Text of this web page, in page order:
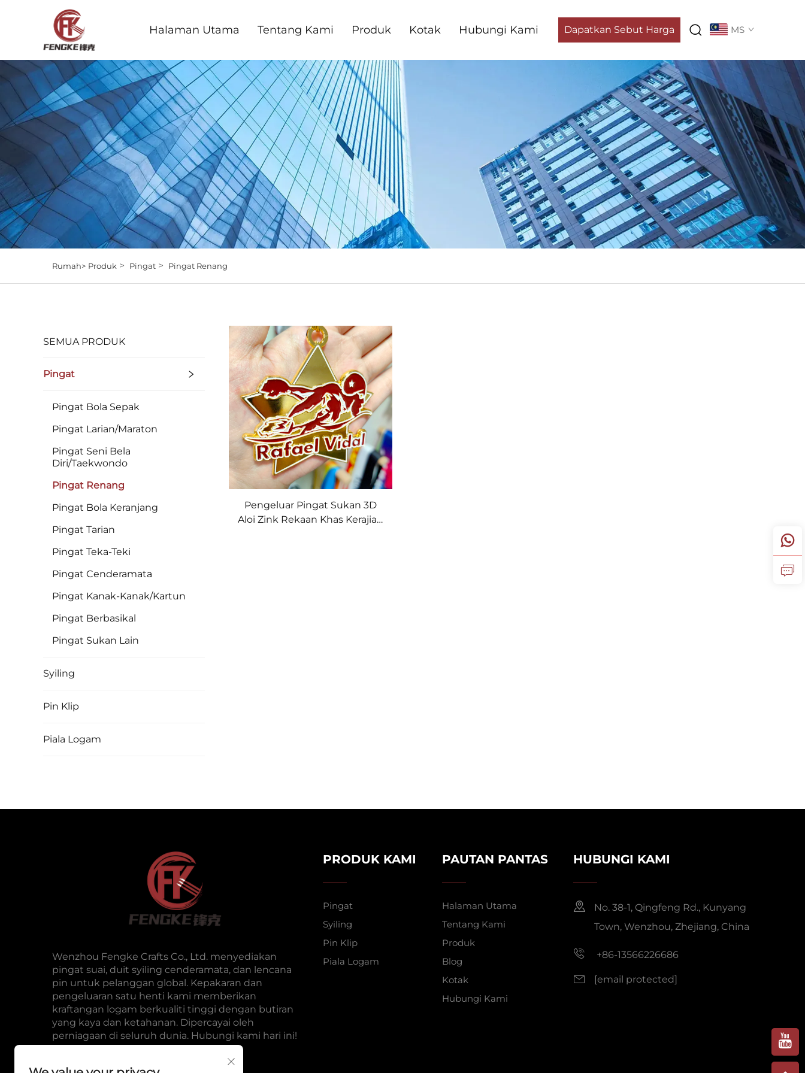
Halaman Utama Tentang Kami Produk Kotak Hubungi Kami Dapatkan Sebut Harga MS
Rumah> Produk > Pingat > Pingat Renang
SEMUA PRODUK
Pingat
Pingat Bola Sepak
Pingat Larian/Maraton
Pingat Seni Bela
Diri/Taekwondo
Pingat Renang
Pingat Bola Keranjang
Pingat Tarian
Pingat Teka-Teki
Pingat Cenderamata
Pingat Kanak-Kanak/Kartun
Pingat Berbasikal
Pingat Sukan Lain
Syiling
Pin Klip
Piala Logam
Pengeluar Pingat Sukan 3D
Aloi Zink Rekaan Khas Kerajian
Wenzhou Fengke Crafts Co., Ltd. menyediakan
pingat suai, duit syiling cenderamata, dan lencana
pin untuk pelanggan global. Kepakaran dan
pengeluaran satu henti kami memberikan
kraftangan logam berkualiti tinggi dengan butiran
yang kaya dan ketahanan. Dipercayai oleh
perniagaan di seluruh dunia. Hubungi kami hari ini!
PRODUK KAMI
Pingat
Syiling
Pin Klip
Piala Logam
PAUTAN PANTAS
Halaman Utama
Tentang Kami
Produk
Blog
Kotak
Hubungi Kami
HUBUNGI KAMI
No. 38-1, Qingfeng Rd., Kunyang
Town, Wenzhou, Zhejiang, China
+86-13566226686
[email protected]